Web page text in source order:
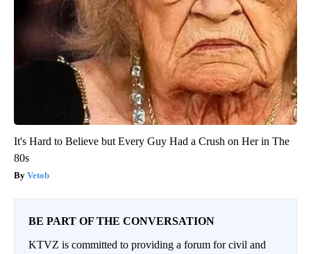
It's Hard to Believe but Every Guy Had a Crush on Her in The
80s
Vetob
BE PART OF THE CONVERSATION
KTVZ is committed to providing a forum for civil and